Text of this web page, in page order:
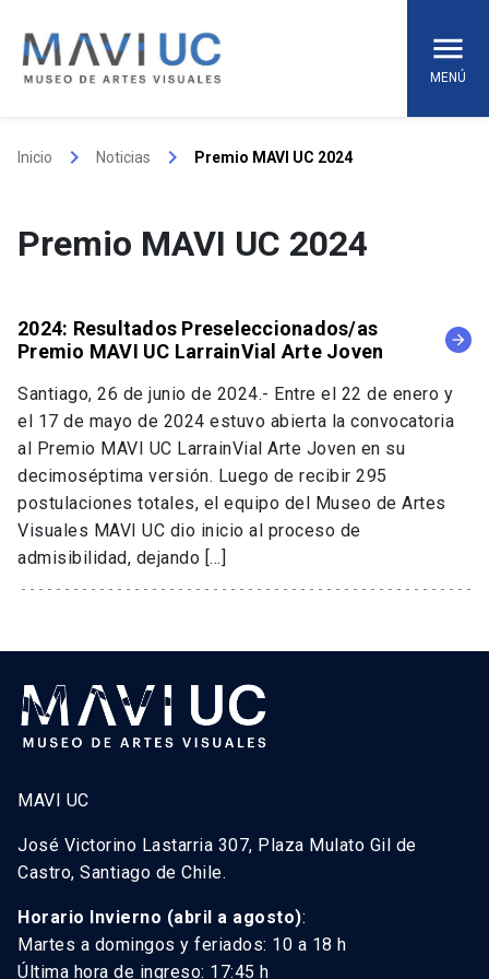
content
MENÚ
Inicio keyboard_arrow_right Noticias keyboard_arrow_right Premio MAVI UC 2024
Premio MAVI UC 2024
2024: Resultados Preseleccionados/as
Premio MAVI UC LarrainVial Arte Joven
arrow_forward
Santiago, 26 de junio de 2024.- Entre el 22 de enero y
el 17 de mayo de 2024 estuvo abierta la convocatoria
al Premio MAVI UC LarrainVial Arte Joven en su
decimoséptima versión. Luego de recibir 295
postulaciones totales, el equipo del Museo de Artes
Visuales MAVI UC dio inicio al proceso de
admisibilidad, dejando […]
MAVI UC
José Victorino Lastarria 307, Plaza Mulato Gil de
Castro, Santiago de Chile.
Horario Invierno (abril a agosto):
Martes a domingos y feriados: 10 a 18 h
Última hora de ingreso: 17:45 h